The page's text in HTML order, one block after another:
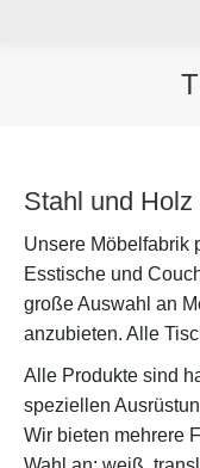
Stahl und
Unsere Möbelfabrik
Esstische und
große Auswahl an
anzubieten. Alle
Alle Produkte sind
speziellen
Wir bieten mehrere